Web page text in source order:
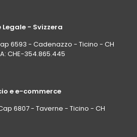
Legale - Svizzera
6593 - Cadenazzo - Ticino - CH
CHE-354.865.445
e e-commerce
6807 - Taverne - Ticino - CH